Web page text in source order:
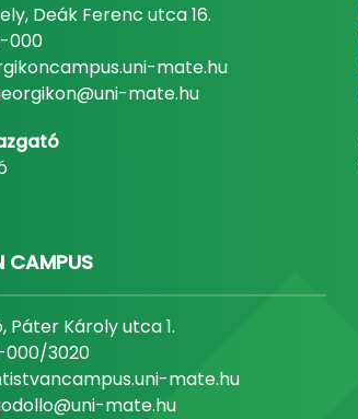
Deák Ferenc utca 16.
000
mate.hu
mate.hu
CAMPUS
Páter Károly utca 1.
3020
mate.hu
mate.hu